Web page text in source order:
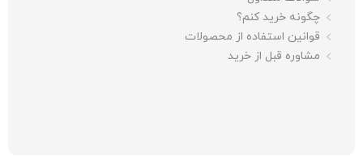
چگونه خرید کنم؟
قوانین استفاده از محصولات
مشاوره قبل از خرید